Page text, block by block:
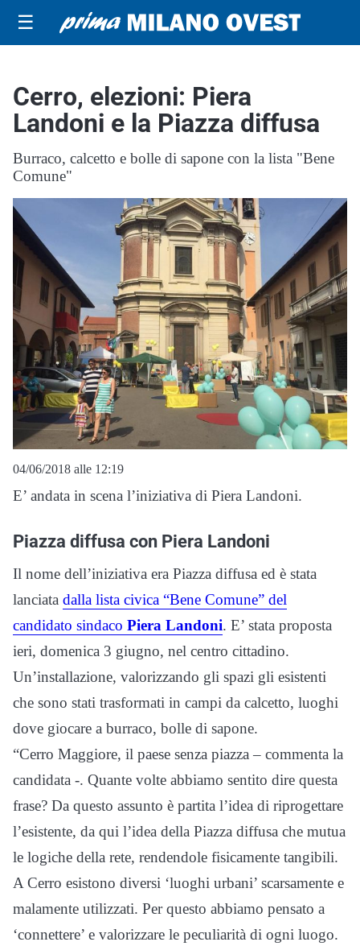
☰
Cerro, elezioni: Piera
Landoni e la Piazza diffusa
Burraco, calcetto e bolle di sapone con la lista "Bene
Comune"
04/06/2018 alle 12:19
E’ andata in scena l’iniziativa di Piera Landoni.
Piazza diffusa con Piera Landoni
Il nome dell’iniziativa era Piazza diffusa ed è stata
lanciata dalla lista civica “Bene Comune” del
candidato sindaco Piera Landoni. E’ stata proposta
ieri, domenica 3 giugno, nel centro cittadino.
Un’installazione, valorizzando gli spazi gli esistenti
che sono stati trasformati in campi da calcetto, luoghi
dove giocare a burraco, bolle di sapone.
“Cerro Maggiore, il paese senza piazza – commenta la
candidata -. Quante volte abbiamo sentito dire questa
frase? Da questo assunto è partita l’idea di riprogettare
l’esistente, da qui l’idea della Piazza diffusa che mutua
le logiche della rete, rendendole fisicamente tangibili.
A Cerro esistono diversi ‘luoghi urbani’ scarsamente e
malamente utilizzati. Per questo abbiamo pensato a
‘connettere’ e valorizzare le peculiarità di ogni luogo.